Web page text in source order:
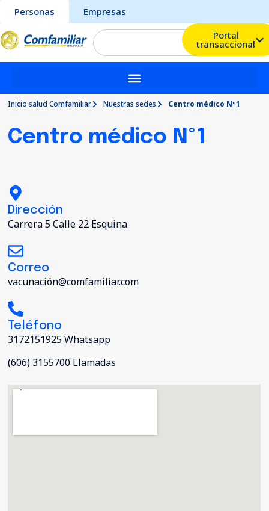
Personas
Empresas
Portal
transaccional
Inicio salud Comfamiliar Nuestras sedes Centro médico Nº1
Centro médico Nº1
Dirección
Carrera 5 Calle 22 Esquina
Correo
vacunación@comfamiliar.com
Teléfono
3172151925 Whatsapp
(606) 3155700 Llamadas